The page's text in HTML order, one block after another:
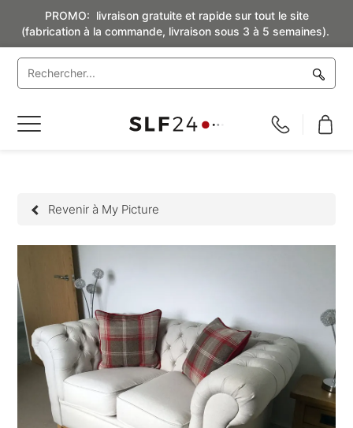
PROMO: livraison gratuite et rapide sur tout le site
(fabrication à la commande, livraison sous 3 à 5 semaines).
Basculer
Revenir à My Picture